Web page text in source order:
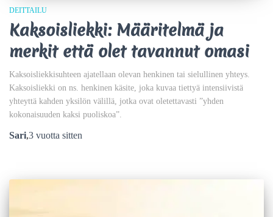
DEITTAILU
Kaksoisliekki: Määritelmä ja
merkit että olet tavannut omasi
Kaksoisliekkisuhteen ajatellaan olevan henkinen tai sielullinen yhteys.
Kaksoisliekki on ns. henkinen käsite, joka kuvaa tiettyä intensiivistä
yhteyttä kahden yksilön välillä, jotka ovat oletettavasti ”yhden
kokonaisuuden kaksi puoliskoa”.
Sari,3 vuotta sitten